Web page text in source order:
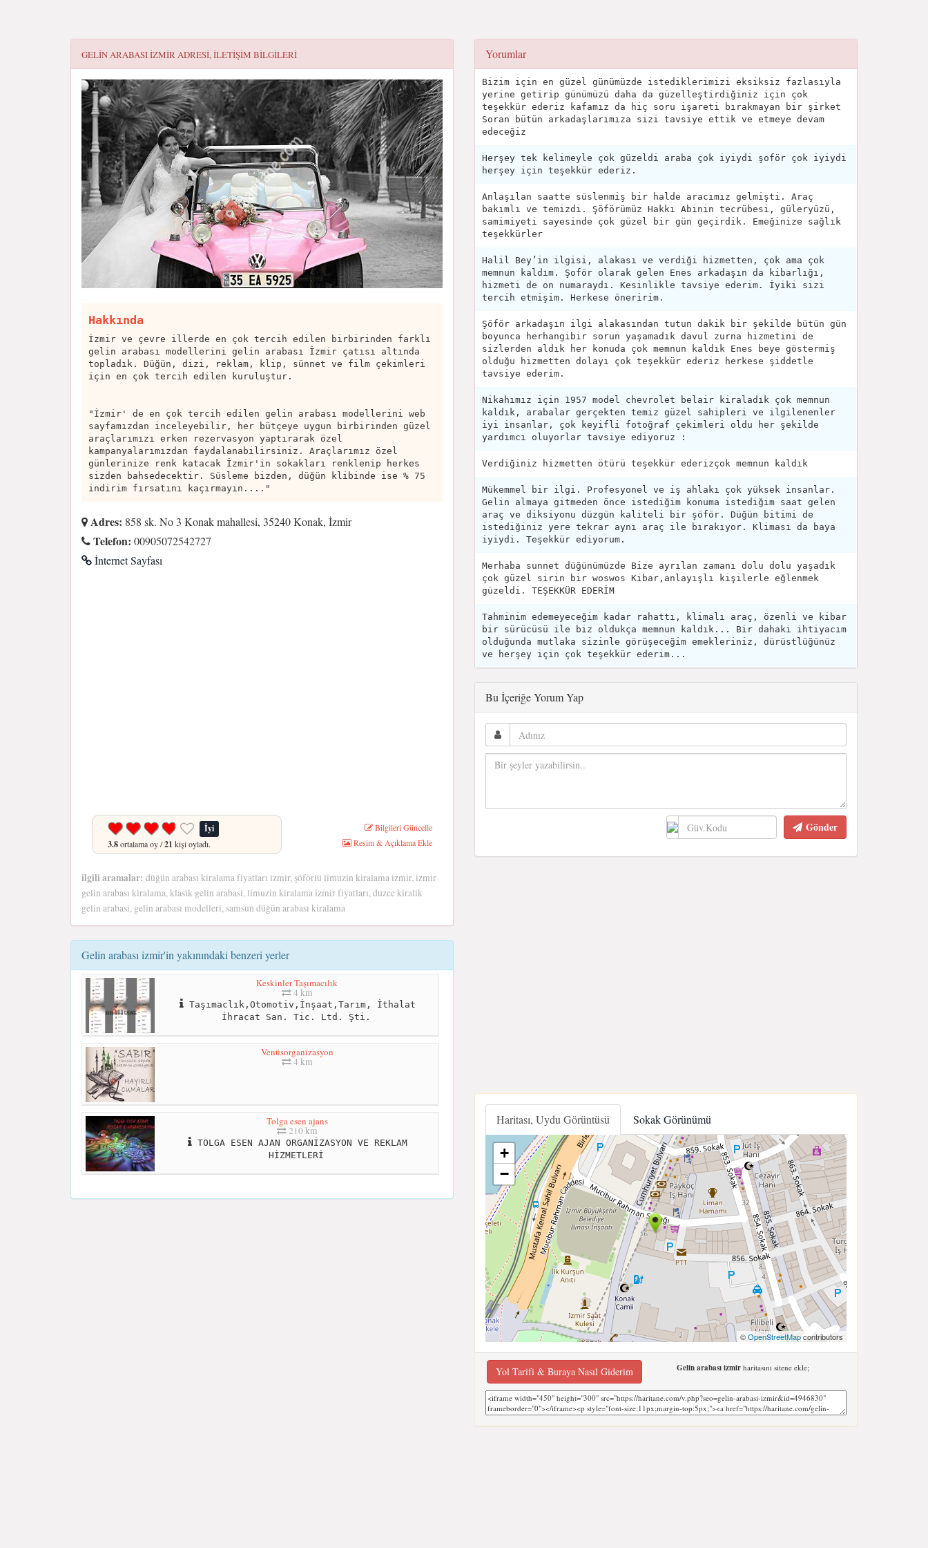
GELIN ARABASI IZMIRADRESI, ILETIŞIM BILGILERI
Hakkında
İzmir ve çevre illerde en çok tercih edilen birbirinden farklı
gelin arabası modellerini gelin arabası İzmir çatısı altında
topladık. Düğün, dizi, reklam, klip, sünnet ve film çekimleri
için en çok tercih edilen kuruluştur.
"İzmir' de en çok tercih edilen gelin arabası modellerini web
sayfamızdan inceleyebilir, her bütçeye uygun birbirinden güzel
araçlarımızı erken rezervasyon yaptırarak özel
kampanyalarımızdan faydalanabilirsiniz. Araçlarımız özel
günlerinize renk katacak İzmir'in sokakları renklenip herkes
sizden bahsedecektir. Süsleme bizden, düğün klibinde ise % 75
indirim fırsatını kaçırmayın...."
Adres: 858 sk. No 3 Konak mahallesi, 35240 Konak, İzmir
Telefon: 00905072542727
İnternet Sayfası
İyi
3.8ortalama oy /21 kişi oyladı.
Bilgileri Güncelle
Resim & Açıklama Ekle
ilgili aramalar: düğün arabası kiralama fiyatları izmir, şöförlü limuzin kiralama izmir, izmir
gelin arabası kiralama, klasik gelin arabasi, limuzin kiralama izmir fiyatları, duzce kiralik
gelin arabasi, gelin arabası modelleri, samsun düğün arabası kiralama
Gelin arabası izmir'in yakınındaki benzeri yerler
Keskinler Taşımacılık
4 km
Taşımaclık,Otomotiv,İnşaat,Tarım, İthalat
İhracat San. Tic. Ltd. Şti.
Venüsorganizasyon
4 km
Tolga esen ajans
210 km
TOLGA ESEN AJAN ORGANİZASYON VE REKLAM
HİZMETLERİ
Yorumlar
Bizim için en güzel günümüzde istediklerimizi eksiksiz fazlasıyla
yerine getirip günümüzü daha da güzelleştirdiğiniz için çok
teşekkür ederiz kafamız da hiç soru işareti bırakmayan bir şirket
Soran bütün arkadaşlarımıza sizi tavsiye ettik ve etmeye devam
edeceğiz
Herşey tek kelimeyle çok güzeldi araba çok iyiydi şoför çok iyiydi
herşey için teşekkür ederiz.
Anlaşılan saatte süslenmiş bir halde aracımız gelmişti. Araç
bakımlı ve temizdi. Şöförümüz Hakkı Abinin tecrübesi, güleryüzü,
samimiyeti sayesinde çok güzel bir gün geçirdik. Emeğinize sağlık
teşekkürler
Halil Bey’in ilgisi, alakası ve verdiği hizmetten, çok ama çok
memnun kaldım. Şoför olarak gelen Enes arkadaşın da kibarlığı,
hizmeti de on numaraydı. Kesinlikle tavsiye ederim. İyiki sizi
tercih etmişim. Herkese öneririm.
Şöför arkadaşın ilgi alakasından tutun dakik bir şekilde bütün gün
boyunca herhangibir sorun yaşamadık davul zurna hizmetini de
sizlerden aldık her konuda çok memnun kaldık Enes beye göstermiş
olduğu hizmetten dolayı çok teşekkür ederiz herkese şiddetle
tavsiye ederim.
Nikahımız için 1957 model chevrolet belair kiraladık çok memnun
kaldık, arabalar gerçekten temiz güzel sahipleri ve ilgilenenler
iyi insanlar, çok keyifli fotoğraf çekimleri oldu her şekilde
yardımcı oluyorlar tavsiye ediyoruz :
Verdiğiniz hizmetten ötürü teşekkür ederizçok memnun kaldık
Mükemmel bir ilgi. Profesyonel ve iş ahlakı çok yüksek insanlar.
Gelin almaya gitmeden önce istediğim konuma istediğim saat gelen
araç ve diksiyonu düzgün kaliteli bir şöför. Düğün bitimi de
istediğiniz yere tekrar aynı araç ile bırakıyor. Kliması da baya
iyiydi. Teşekkür ediyorum.
Merhaba sunnet düğünümüzde Bize ayrılan zamanı dolu dolu yaşadık
çok güzel sirin bir woswos Kibar,anlayışlı kişilerle eğlenmek
güzeldi. TEŞEKKÜR EDERİM
Tahminim edemeyeceğim kadar rahattı, klimalı araç, özenli ve kibar
bir sürücüsü ile biz oldukça memnun kaldık... Bir dahaki ihtiyacım
olduğunda mutlaka sizinle görüşeceğim emekleriniz, dürüstlüğünüz
ve herşey için çok teşekkür ederim...
Bu İçeriğe Yorum Yap
Gönder
Haritası, Uydu Görüntüsü Sokak Görünümü
+
−
©OpenStreetMapcontributors
Yol Tarifi & Buraya Nasıl Giderim Gelin arabası izmirharitasını sitene ekle;